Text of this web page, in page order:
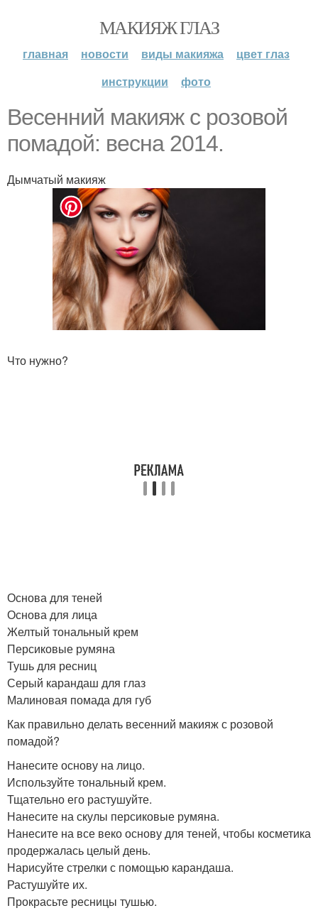
МАКИЯЖ ГЛАЗ
главная новости виды макияжа
цвет глаз
инструкции
фото
Весенний макияж с розовой
помадой: весна 2014.
Дымчатый макияж
Что нужно?
Основа для теней
Основа для лица
Желтый тональный крем
Персиковые румяна
Тушь для ресниц
Серый карандаш для глаз
Малиновая помада для губ
Как правильно делать весенний макияж с розовой
помадой?
Нанесите основу на лицо.
Используйте тональный крем.
Тщательно его растушуйте.
Нанесите на скулы персиковые румяна.
Нанесите на все веко основу для теней, чтобы косметика
продержалась целый день.
Нарисуйте стрелки с помощью карандаша.
Растушуйте их.
Прокрасьте ресницы тушью.